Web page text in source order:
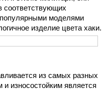
соответствующих
моделями
изделие цвета хаки.
из самых разных
износостойким является